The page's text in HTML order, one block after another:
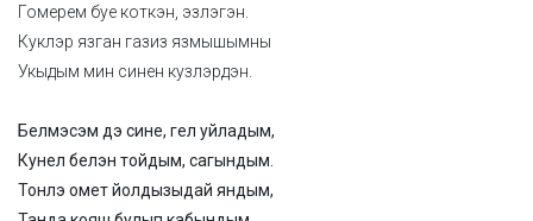
Гомерем буе коткэн, эзлэгэн.
Куклэр язган газиз язмышымны
Укыдым мин синен кузлэрдэн.
Белмэсэм дэ сине, гел уйладым,
Кунел белэн тойдым, сагындым.
Тонлэ омет йолдызыдай яндым,